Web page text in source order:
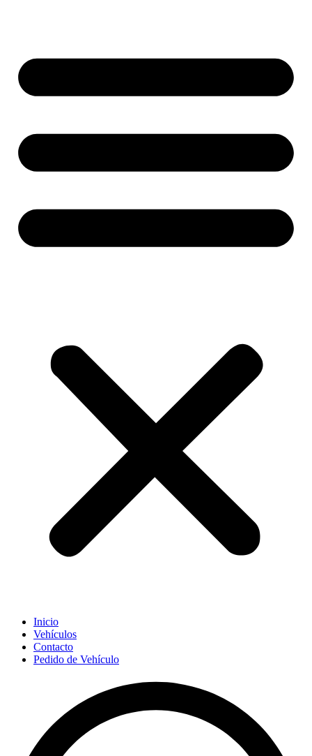
Inicio
Vehículos
Contacto
Pedido de Vehículo